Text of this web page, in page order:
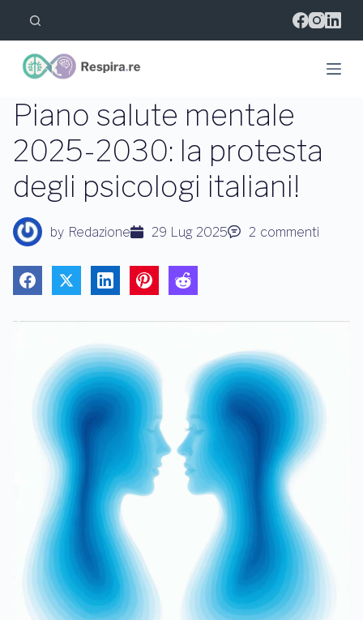
l
l
c
n
t
n
t
o
Piano salute mentale
2025-2030: la protesta
degli psicologi italiani!
by Redazione 29 Lug 2025 2 commenti